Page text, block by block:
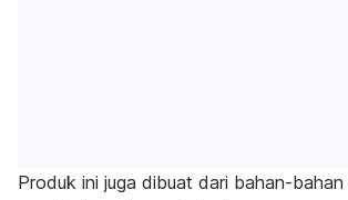
Produk ini juga dibuat dari bahan-